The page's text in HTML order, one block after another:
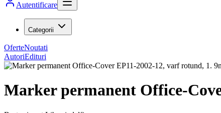
Autentificare
Categorii
OferteNoutati
AutoriEdituri
Marker permanent Office-